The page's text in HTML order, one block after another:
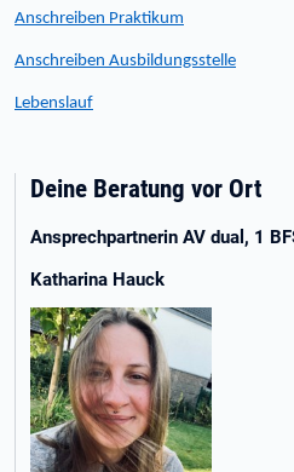
Anschreiben Praktikum
Anschreiben Ausbildungsstelle
Lebenslauf
Deine Beratung vor Ort
Ansprechpartnerin AV dual, 1
Katharina Hauck